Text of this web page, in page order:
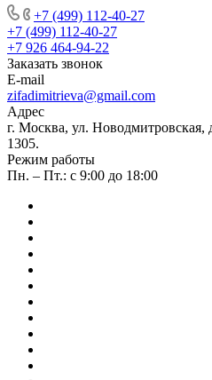
+7 (499) 112-40-27
+7 (499) 112-40-27
+7 926 464-94-22
Заказать звонок
E-mail
zifadimitrieva@gmail.com
Адрес
г. Москва, ул. Новодмитровская,
1305.
Режим работы
Пн. – Пт.: с 9:00 до 18:00